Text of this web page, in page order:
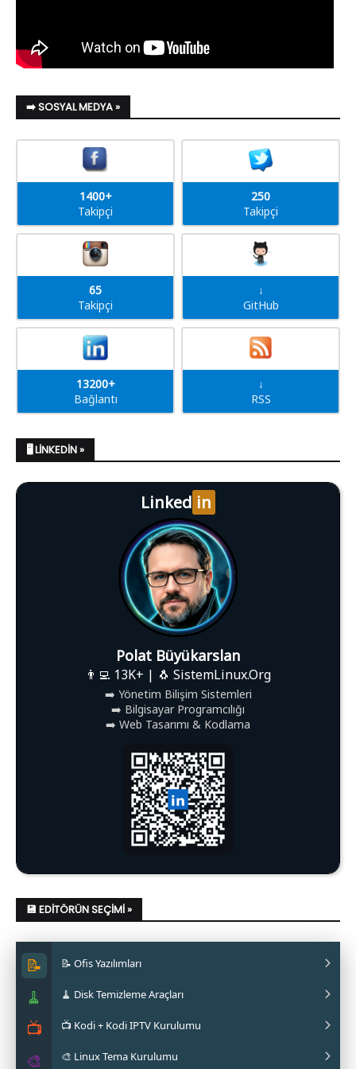
➡️ SOSYAL MEDYA »
1400+
Takipçi
250
Takipçi
65
Takipçi
↓
GitHub
13200+
Bağlantı
↓
RSS
🖥️ LINKEDIN »
Linked in
Polat Büyükarslan
👨‍💻 13K+ | 🐧 SistemLinux.Org
➡️ Yönetim Bilişim Sistemleri
➡️ Bilgisayar Programcılığı
➡️ Web Tasarımı & Kodlama
💾 EDITÖRÜN SEÇIMI »
📝
🧹
📺
🎨
📝 Ofis Yazılımları
✔ LibreOffice Nasıl Kurulur?
✔ WPS Office Nasıl Kurulur?
✔ Softmaker FreeOffice Nasıl Kurulur?
🧹 Disk Temizleme Araçları
✔ Stacer Nedir? Nasıl Kurulur?
✔ Ubuntu Cleaner Nasıl Kurulur?
📺 Kodi + Kodi IPTV Kurulumu
✔ Kodi IPTV Nasıl Kurulur?
🎨 Linux Tema Kurulumu